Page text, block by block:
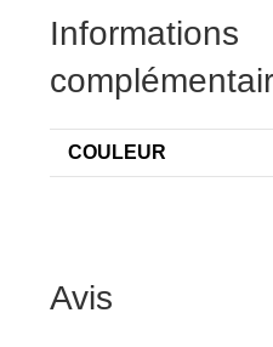
Informations
COULEUR
Avis